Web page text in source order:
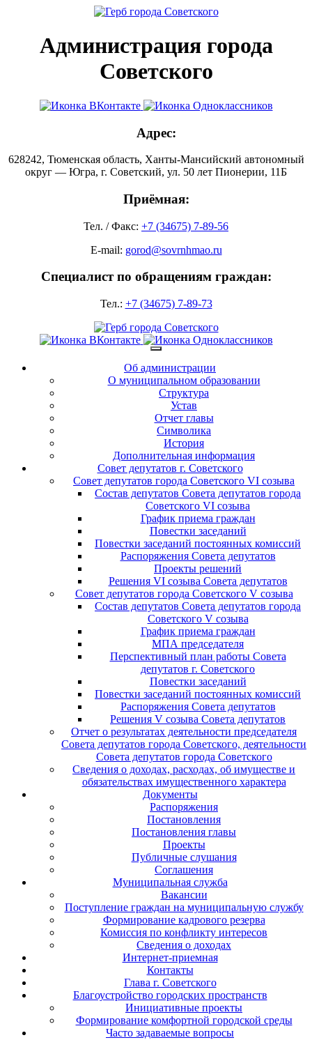
Администрация города
Советского
Адрес:
628242, Тюменская область, Ханты-Мансийский автономный
округ — Югра, г. Советский, ул. 50 лет Пионерии, 11Б
Приёмная:
Тел. / Факс: +7 (34675) 7-89-56
E-mail: gorod@sovrnhmao.ru
Специалист по обращениям граждан:
Тел.: +7 (34675) 7-89-73
Об администрации
О муниципальном образовании
Структура
Устав
Отчет главы
Символика
История
Дополнительная информация
Совет депутатов г. Советского
Совет депутатов города Советского VI созыва
Состав депутатов Совета депутатов города
Советского VI созыва
График приема граждан
Повестки заседаний
Повестки заседаний постоянных комиссий
Распоряжения Совета депутатов
Проекты решений
Решения VI созыва Совета депутатов
Совет депутатов города Советского V созыва
Состав депутатов Совета депутатов города
Советского V созыва
График приема граждан
МПА председателя
Перспективный план работы Совета
депутатов г. Советского
Повестки заседаний
Повестки заседаний постоянных комиссий
Распоряжения Совета депутатов
Решения V созыва Совета депутатов
Отчет о результатах деятельности председателя
Совета депутатов города Советского, деятельности
Совета депутатов города Советского
Сведения о доходах, расходах, об имуществе и
обязательствах имущественного характера
Документы
Распоряжения
Постановления
Постановления главы
Проекты
Публичные слушания
Соглашения
Муниципальная служба
Вакансии
Поступление граждан на муниципальную службу
Формирование кадрового резерва
Комиссия по конфликту интересов
Сведения о доходах
Интернет-приемная
Контакты
Глава г. Советского
Благоустройство городских пространств
Инициативные проекты
Формирование комфортной городской среды
Часто задаваемые вопросы